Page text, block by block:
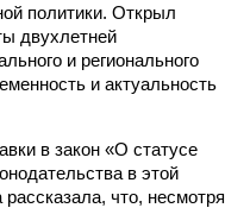
политики. Открыл
двухлетней
и регионального
и актуальность
в закон «О статусе
в этой
что, несмотря